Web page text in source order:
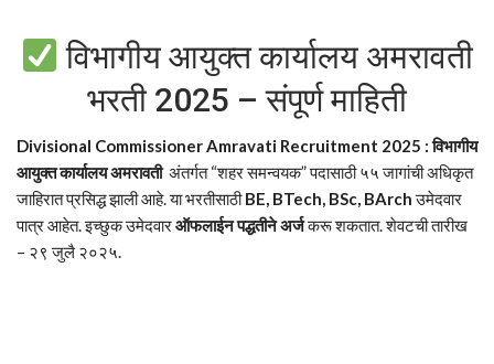
विभागीय आयुक्त कार्यालय अमरावती
भरती 2025 – संपूर्ण माहिती
Divisional Commissioner Amravati Recruitment 2025 : विभागीय
आयुक्त कार्यालय अमरावती अंतर्गत “शहर समन्वयक” पदासाठी ५५ जागांची अधिकृत
जाहिरात प्रसिद्ध झाली आहे. या भरतीसाठीBE, BTech, BSc, BArchउमेदवार
पात्र आहेत. इच्छुक उमेदवारऑफलाईन पद्धतीने अर्जकरू शकतात. शेवटची तारीख
– २९ जुलै २०२५.